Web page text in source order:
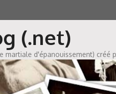
(.net)
martiale d'épanouissement) créé